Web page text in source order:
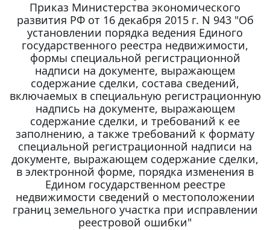
Приказ Министерства экономического
развития РФ от 16 декабря 2015 г. N 943 "Об
установлении порядка ведения Единого
государственного реестра недвижимости,
формы специальной регистрационной
надписи на документе, выражающем
содержание сделки, состава сведений,
включаемых в специальную регистрационную
надпись на документе, выражающем
содержание сделки, и требований к ее
заполнению, а также требований к формату
специальной регистрационной надписи на
документе, выражающем содержание сделки,
в электронной форме, порядка изменения в
Едином государственном реестре
недвижимости сведений о местоположении
границ земельного участка при исправлении
реестровой ошибки"